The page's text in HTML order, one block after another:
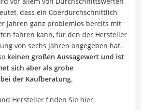
dass ein überdurchschnittlich
Jahren ganz problemlos bereits mit
fahren kann, für den der Hersteller
von sechs Jahren angegeben hat.
keinen großen Aussagewert und ist
sich aber als grobe
der Kaufberatung.
Hersteller finden Sie hier: